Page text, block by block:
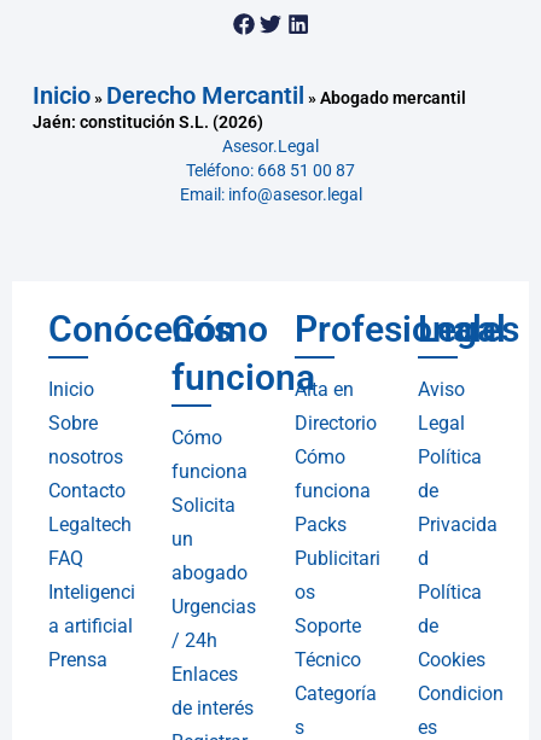
Inicio» Derecho Mercantil »Abogado mercantil
Jaén: constitución S.L. (2026)
Asesor.Legal
Teléfono: 668 51 00 87
Email: info@asesor.legal
Conócenos
Inicio
Sobre
nosotros
Contacto
Legaltech
FAQ
Inteligenci
a artificial
Prensa
Cómo
funciona
Cómo
funciona
Solicita
un
abogado
Urgencias
/ 24h
Enlaces
de interés
Profesionales
Alta en
Directorio
Cómo
funciona
Packs
Publicitari
os
Soporte
Técnico
Categoría
s
Legal
Aviso
Legal
Política
de
Privacida
d
Política
de
Cookies
Condicion
es